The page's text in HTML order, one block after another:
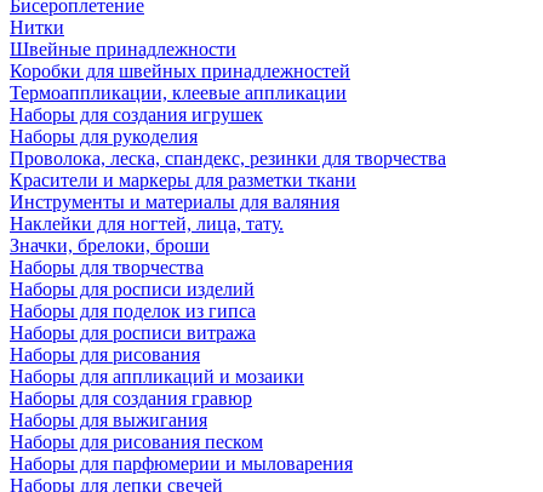
Бисероплетение
Нитки
Швейные принадлежности
Коробки для швейных принадлежностей
Термоаппликации, клеевые аппликации
Наборы для создания игрушек
Наборы для рукоделия
Проволока, леска, спандекс, резинки для творчества
Красители и маркеры для разметки ткани
Инструменты и материалы для валяния
Наклейки для ногтей, лица, тату.
Значки, брелоки, броши
Наборы для творчества
Наборы для росписи изделий
Наборы для поделок из гипса
Наборы для росписи витража
Наборы для рисования
Наборы для аппликаций и мозаики
Наборы для создания гравюр
Наборы для выжигания
Наборы для рисования песком
Наборы для парфюмерии и мыловарения
Наборы для лепки свечей